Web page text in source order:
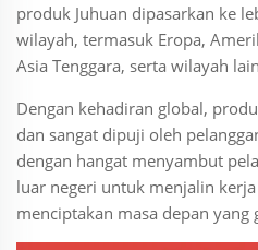
produk Juhuan dipasarkan ke
wilayah, termasuk Eropa,
Asia Tenggara, serta wilayah
Dengan kehadiran global,
dan sangat dipuji oleh
dengan hangat menyambut
luar negeri untuk menjalin
menciptakan masa depan yang